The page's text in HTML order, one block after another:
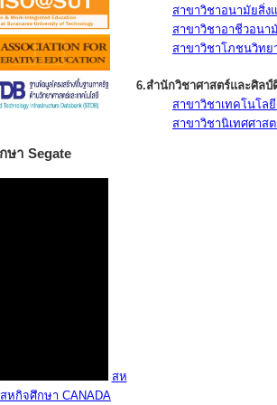
ษา Segate
สห
สหกิจศึกษา CANADA
สาขาวิชาอนามัยสิ่ง
สาขาวิชาอาชีวอนา
สาขาวิชาโภชนวิทย
6.สำนักวิชาศาสตร์และศิลป์
สาขาวิชาเทคโนโล
สาขาวิชานิเทศศาส